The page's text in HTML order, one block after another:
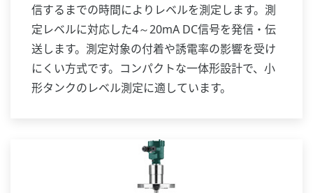
信するまでの時間によりレベルを測定します。測
定レベルに対応した4～20mA DC信号を発信・伝
送します。測定対象の付着や誘電率の影響を受け
にくい方式です。コンパクトな一体形設計で、小
形タンクのレベル測定に適しています。